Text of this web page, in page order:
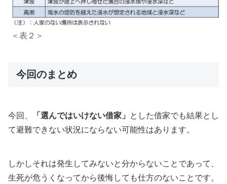
＜表２＞
今回のまとめ
今回、 「選んではいけない借家」
とした借家でも結果とし
て避難できない状況にならない可能性はあります。
しかしそれは発生してみないと分からないことであって、
生死が危うくなってから後悔しても仕方のないことです。